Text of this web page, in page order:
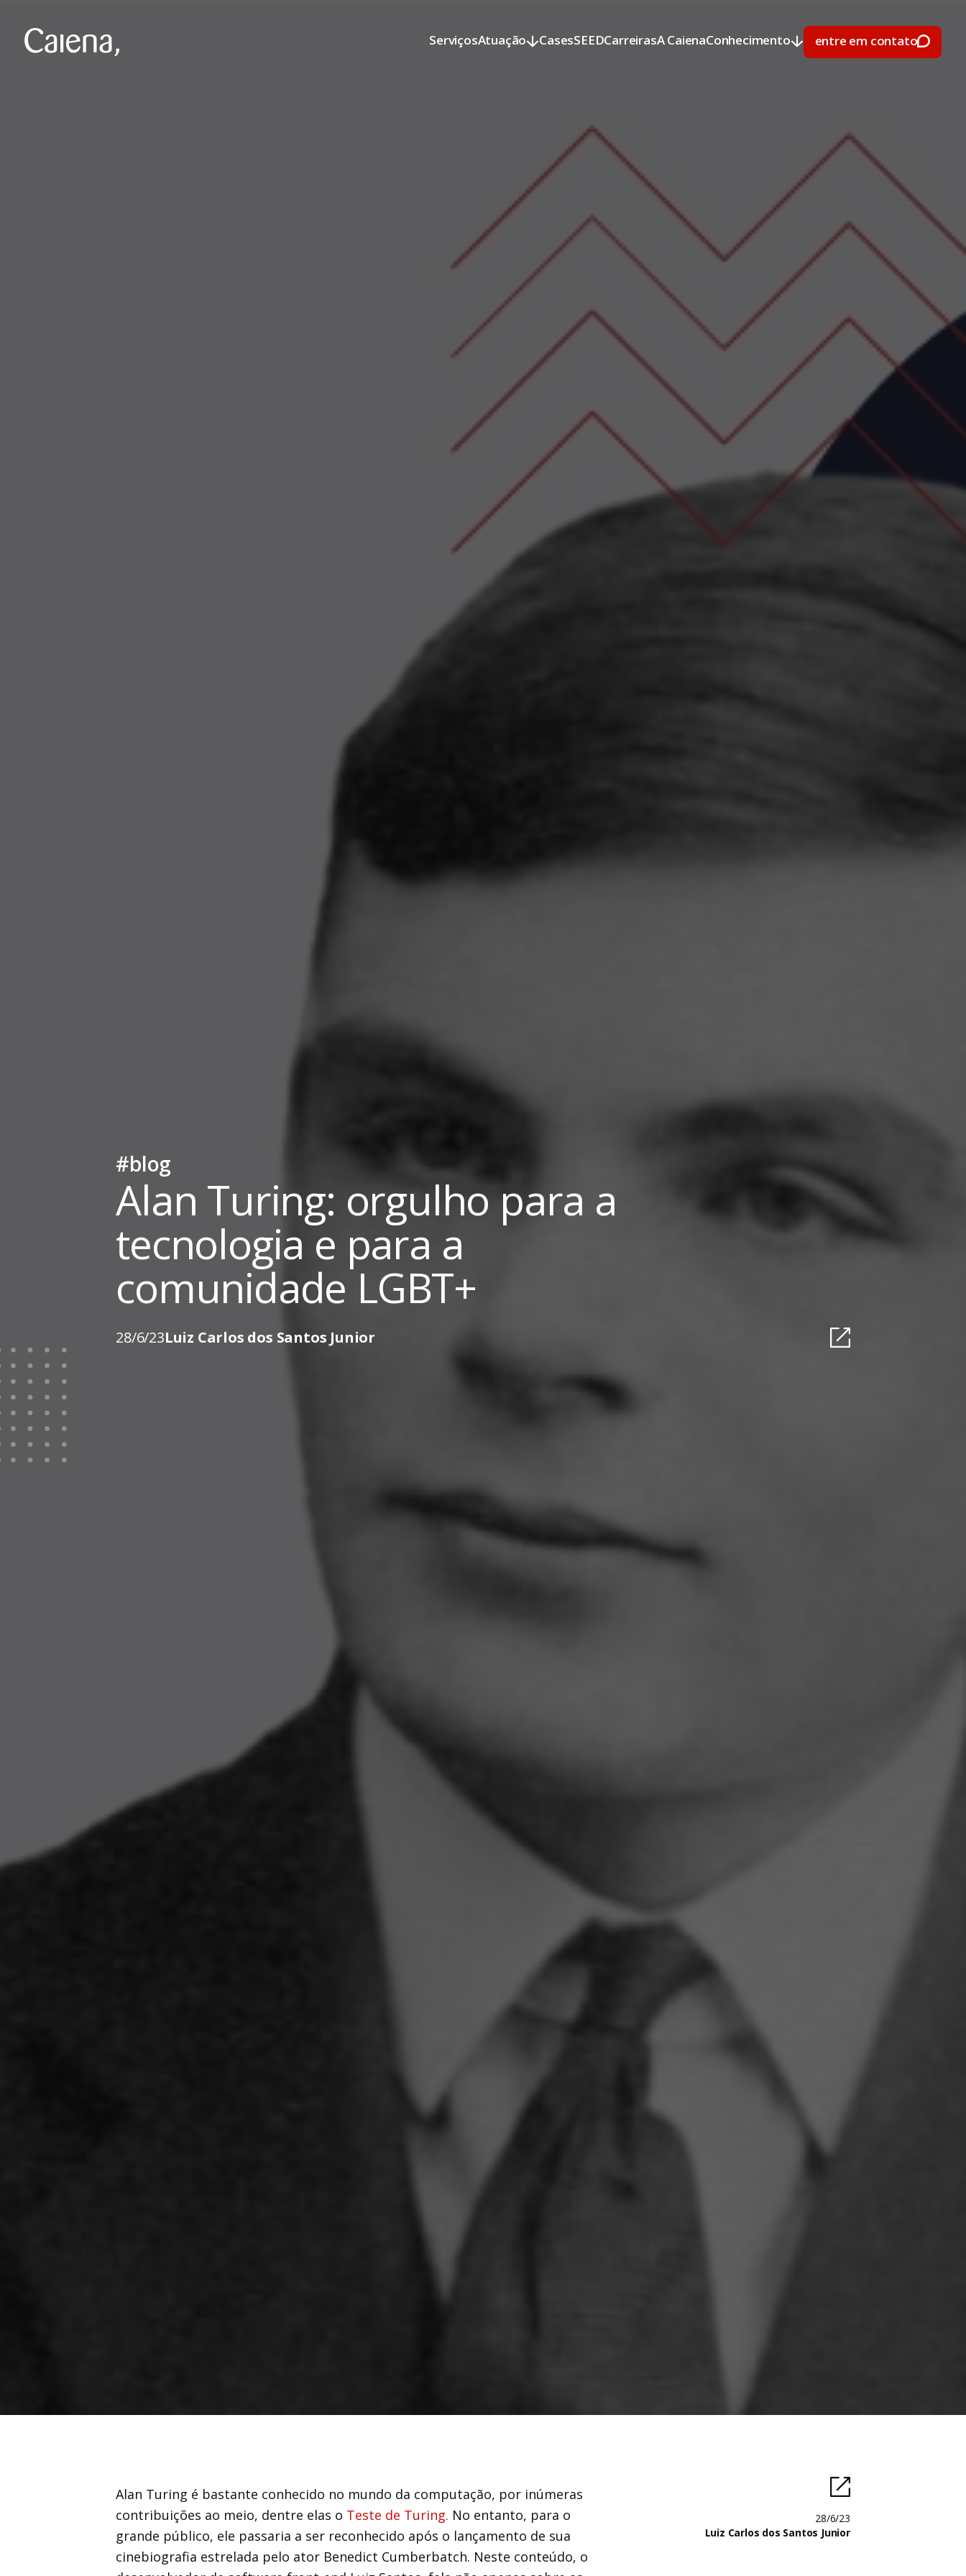
ServiçosAtuação
CasesSEEDCarreirasA CaienaConhecimento
entre em contato
entre em contato
#blog
Alan Turing: orgulho para a
tecnologia e para a
comunidade LGBT+
28/6/23Luiz Carlos dos Santos Junior
Alan Turing é bastante conhecido no mundo da computação, por inúmeras
contribuições ao meio, dentre elas o Teste de Turing. No entanto, para o
grande público, ele passaria a ser reconhecido após o lançamento de sua
cinebiografia estrelada pelo ator Benedict Cumberbatch. Neste conteúdo, o
28/6/23
Luiz Carlos dos Santos Junior